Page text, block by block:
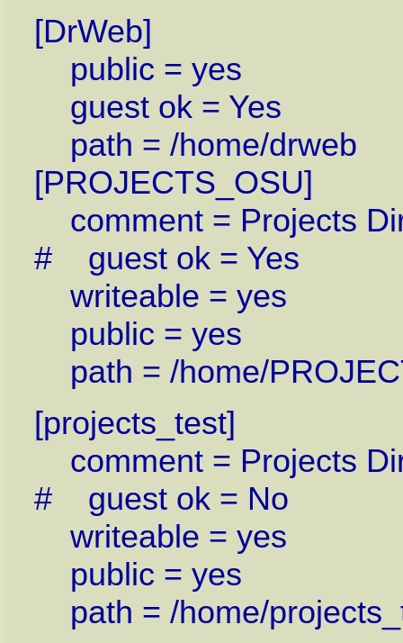
[DrWeb]
public = yes
guest ok = Yes
path = /home/drweb
[PROJECTS_OSU]
comment = Projects
# guest ok = Yes
writeable = yes
public = yes
path = /home/
[projects_test]
comment = Projects
# guest ok = No
writeable = yes
public = yes
path = /home/